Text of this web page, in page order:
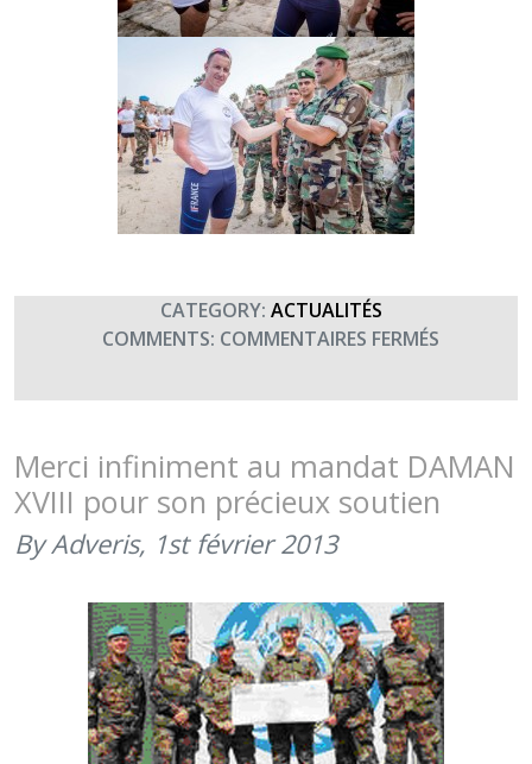
CATEGORY: ACTUALITÉS
COMMENTS: COMMENTAIRES FERMÉS
DE
LIBAN
FANION
(AOÛT
2015)
Merci infiniment au mandat DAMAN
XVIII pour son précieux soutien
By Adveris, 1st février 2013